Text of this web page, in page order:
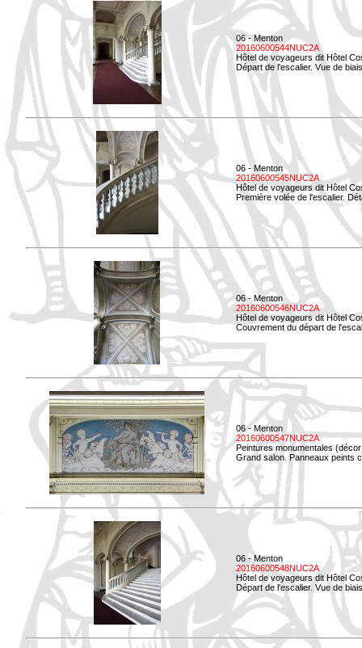
06 - Menton
20160600544NUC2A
Hôtel de voyageurs dit Hôtel
Départ de l'escalier. Vue de
06 - Menton
20160600545NUC2A
Hôtel de voyageurs dit Hôtel
Première volée de l'escalier.
06 - Menton
20160600546NUC2A
Hôtel de voyageurs dit Hôtel
Couvrement du départ de
06 - Menton
20160600547NUC2A
Peintures monumentales
Grand salon. Panneaux peints
06 - Menton
20160600548NUC2A
Hôtel de voyageurs dit Hôtel
Départ de l'escalier. Vue de